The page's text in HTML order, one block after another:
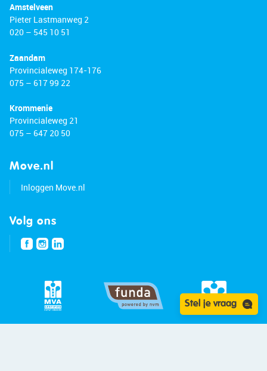
Amstelveen
Pieter Lastmanweg 2
020 – 545 10 51
Zaandam
Provincialeweg 174-176
075 – 617 99 22
Krommenie
Provincialeweg 21
075 – 647 20 50
Move.nl
Inloggen Move.nl
Volg ons
Stel je vraag